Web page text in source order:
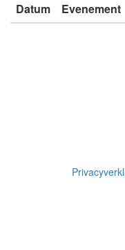
Datum Evenement